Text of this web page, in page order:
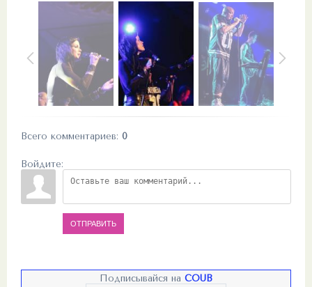
Всего комментариев: 0
Войдите:
ОТПРАВИТЬ
Подписывайся на COUB